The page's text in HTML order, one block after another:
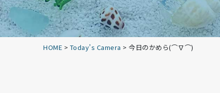
HOME > Today’s Camera > 今日のかめら(⌒∇⌒)